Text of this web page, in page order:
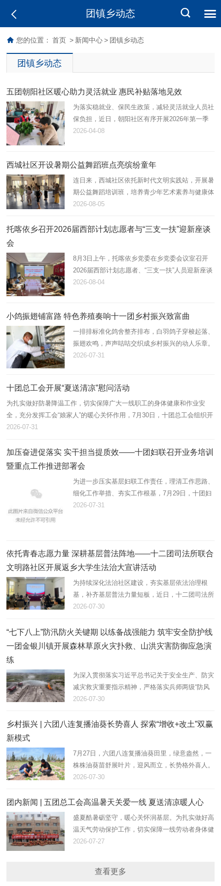
团镇乡动态
您的位置： 首页 > 新闻中心 > 团镇乡动态
团镇乡动态
五团朝阳社区暖心助力灵活就业 惠民补贴落地见效
为落实稳就业、保民生政策，减轻灵活就业人员社
保负担，近日，朝阳社区有序开展2026年第一季
度灵活就业社保补贴申请工作，以贴心服务打通民
2026-04-08
西城社区开设暑期公益舞蹈班点亮缤纷童年
连日来，西城社区依托新时代文明实践站，开展暑
期公益舞蹈培训班，培养青少年艺术素养与健康体
魄，助力未成年人全面健康成长。
2026-08-05
托喀依乡召开2026届西部计划志愿者与“三支一扶”迎新座谈
会
8月3日上午，托喀依乡党委在乡党委会议室召开
2026届西部计划志愿者、“三支一扶”人员迎新座谈
会。会议由乡党委副书记、纪委书记张茂祥主持，
2026-08-04
小鸽振翅铺富路 特色养殖奏响十一团乡村振兴致富曲
一排排标准化鸽舍整齐排布，白羽鸽子穿梭起落、
振翅欢鸣，声声咕咕交织成乡村振兴的动人乐章。
近年来，十一团立足资源优势，以“合作社+连队
2026-07-31
十团总工会开展“夏送清凉”慰问活动
为扎实做好防暑降温工作，切实保障广大一线职工的身体健康和作业安
全，充分发挥工会“娘家人”的暖心关怀作用，7月30日，十团总工会组织开
展2026年“夏送清凉”慰问活动，为坚守高温岗位的劳动者送去防暑降温物
2026-07-31
加压奋进促落实 实干担当提质效——十团妇联召开业务培训
暨重点工作推进部署会
为进一步压实基层妇联工作责任，理清工作思路、
细化工作举措、夯实工作根基，7月29日，十团妇
联组织召开业务培训暨重点工作推进会，精准部署
2026-07-31
依托青春志愿力量 深耕基层普法阵地——十二团司法所联合
文明路社区开展返乡大学生法治大宣讲活动
为持续深化法治社区建设，夯实基层依法治理根
基，补齐基层普法力量短板，近日，十二团司法所
联合文明路社区，组织返乡大学生志愿者开展法治
2026-07-30
“七下八上”防汛防火关键期 以练备战强能力 筑牢安全防护线
一团金银川镇开展森林草原火灾扑救、山洪灾害防御应急演
练
为深入贯彻落实习近平总书记关于安全生产、防灾
减灾救灾重要指示精神，严格落实兵师两级“防风
险、保安全、护稳定”工作部署，立足“七下八上”防
堤，一团金银川镇组织…
2026-07-30
乡村振兴 | 六团八连复播油葵长势喜人 探索“增收+改土”双赢
新模式
7月27日，六团八连复播油葵田里，绿意盎然，一
株株油葵苗舒展叶片，迎风而立，长势格外喜人。
八连连长田翠彩正俯身田间，仔细查看植株密度与
控。
2026-07-30
团内新闻 | 五团总工会高温暑天关爱一线 夏送清凉暖人心
盛夏酷暑砺坚守，暖心关怀润基层。为扎实做好高
温天气劳动保护工作，切实保障一线劳动者身体健
康，传递组织温暖、凝聚奋进力量。近日，在团镇
2026-07-27
查看更多